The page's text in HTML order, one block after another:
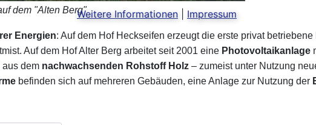
dem "Alten Berg"
Energien: Auf dem Hof Heckseifen erzeugt die erste privat betriebene
Auf dem Hof Alter Berg arbeitet seit 2001 eine Photovoltaikanlage
dem nachwachsenden Rohstoff Holz – zumeist unter Nutzung
befinden sich auf mehreren Gebäuden, eine Anlage zur Nutzung der
Weitere Informationen
Impressum